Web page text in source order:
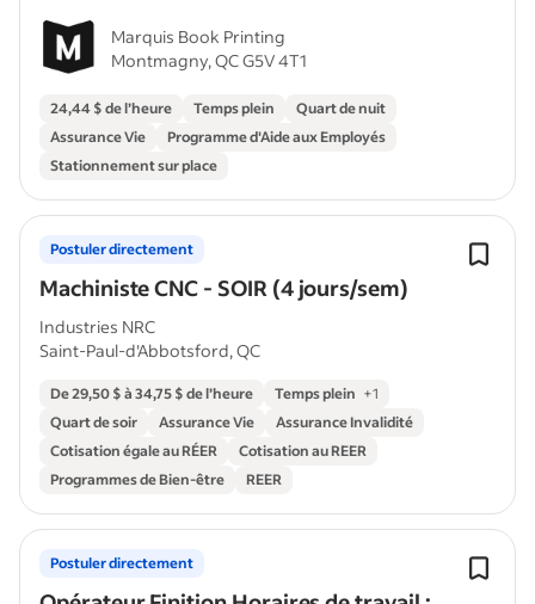
Marquis Book Printing
Montmagny, QC G5V 4T1
24,44 $ de l’heure Temps plein
Quart de nuit
Assurance Vie
Programme d'Aide aux Employés
Stationnement sur place
Machiniste CNC - SOIR (4 jours/sem)
Postuler directement
Industries NRC
Saint-Paul-d'Abbotsford, QC
De 29,50 $ à 34,75 $ de l’heure Temps plein +1
Quart de soir
Assurance Vie
Assurance Invalidité
Cotisation égale au RÉER
Cotisation au REER
Programmes de Bien-être
REER
Postuler directement